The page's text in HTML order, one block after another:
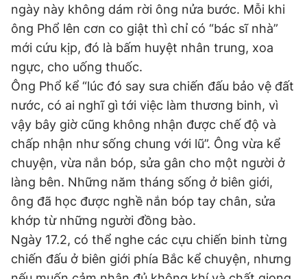
ngày này không dám rời ông nửa bước. Mỗi khi
ông Phổ lên cơn co giật thì chỉ có “bác sĩ nhà”
mới cứu kịp, đó là bấm huyệt nhân trung, xoa
ngực, cho uống thuốc.
Ông Phổ kể “lúc đó say sưa chiến đấu bảo vệ đất
nước, có ai nghĩ gì tới việc làm thương binh, vì
vậy bây giờ cũng không nhận được chế độ và
chấp nhận như sống chung với lũ”. Ông vừa kể
chuyện, vừa nắn bóp, sửa gân cho một người ở
làng bên. Những năm tháng sống ở biên giới,
ông đã học được nghề nắn bóp tay chân, sửa
khớp từ những người đồng bào.
Ngày 17.2, có thể nghe các cựu chiến binh từng
chiến đấu ở biên giới phía Bắc kể chuyện, nhưng